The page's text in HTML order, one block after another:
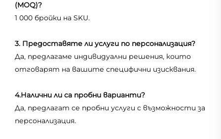
(MOQ)?
1 000 бройки на SKU.
3. Предоставяте ли услуги по персонализация?
Да, предлагаме индивидуални решения, които
отговарят на вашите специфични изисквания.
4.Налични ли са пробни варианти?
Да, предлагат се пробни услуги с възможности за
персонализация.